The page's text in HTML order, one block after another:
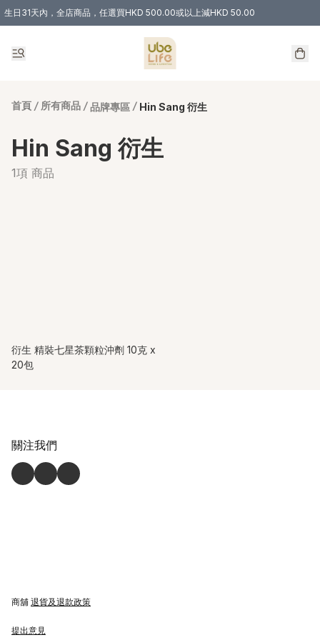
生日31天內，全店商品，任選買HKD 500.00或以上減HKD 50.00
購物滿 HKD 300.00即享免運費優惠！（適用於 特定的送貨方式 )
首頁 / 所有商品 / 品牌專區 / Hin Sang 衍生
Hin Sang 衍生
1項 商品
衍生 精裝七星茶顆粒沖劑 10克 x
20包
關注我們
商舖 退貨及退款政策
提出意見